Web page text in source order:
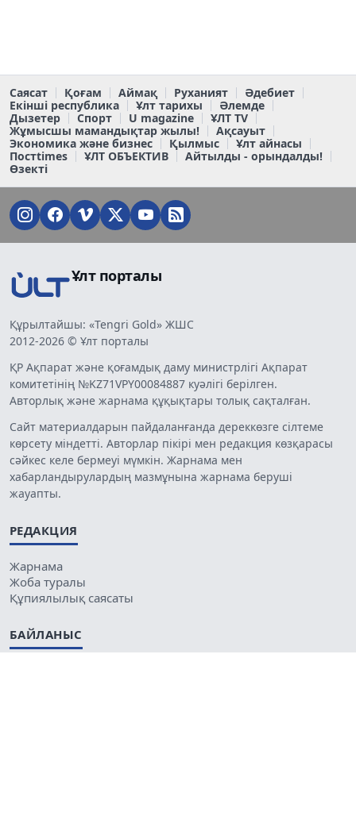
Саясат Қоғам Аймақ Руханият
Әдебиет
Екінші республика
Ұлт тарихы
Әлемде
Дызетер
Спорт U magazine
ҰЛТ TV
Жұмысшы мамандықтар жылы!
Ақсауыт
Экономика және бизнес
Қылмыс
Ұлт айнасы
Постtimes
ҰЛТ ОБЪЕКТИВ
Айтылды - орындалды!
Өзекті
Ұлт порталы
Құрылтайшы: «Tengri Gold» ЖШС
2012-2026 © Ұлт порталы
ҚР Ақпарат және қоғамдық даму министрлігі Ақпарат
комитетінің №KZ71VPY00084887 куәлігі берілген.
Авторлық және жарнама құқықтары толық сақталған.
Сайт материалдарын пайдаланғанда дереккөзге сілтеме
көрсету міндетті. Авторлар пікірі мен редакция көзқарасы
сәйкес келе бермеуі мүмкін. Жарнама мен
хабарландырулардың мазмұнына жарнама беруші
жауапты.
РЕДАКЦИЯ
Жарнама
Жоба туралы
Құпиялылық саясаты
БАЙЛАНЫС